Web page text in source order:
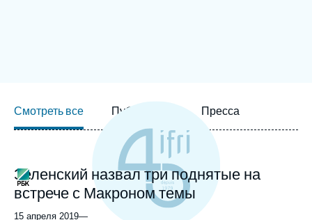
Смотреть все Публикации Пресса
Logo
Зеленский назвал три поднятые на
встрече с Макроном темы
15 апреля 2019—